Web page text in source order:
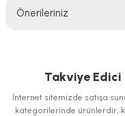
Önerileriniz
iletebilirsiniz.
Görüş ve önerileriniz için
Takviye Edici
İnternet sitemizde satışa
kategorilerinde ürünlerdir,